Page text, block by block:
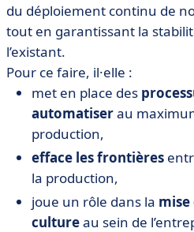
du déploiement continu de
tout en garantissant la
l’existant.
Pour ce faire, il·elle :
met en place des
automatiserau
production,
efface les frontières
la production,
joue un rôle dans la mise
cultureau sein de